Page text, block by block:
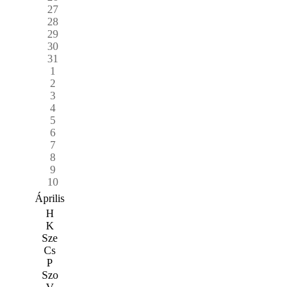
27
28
29
30
31
1
2
3
4
5
6
7
8
9
10
Április
H
K
Sze
Cs
P
Szo